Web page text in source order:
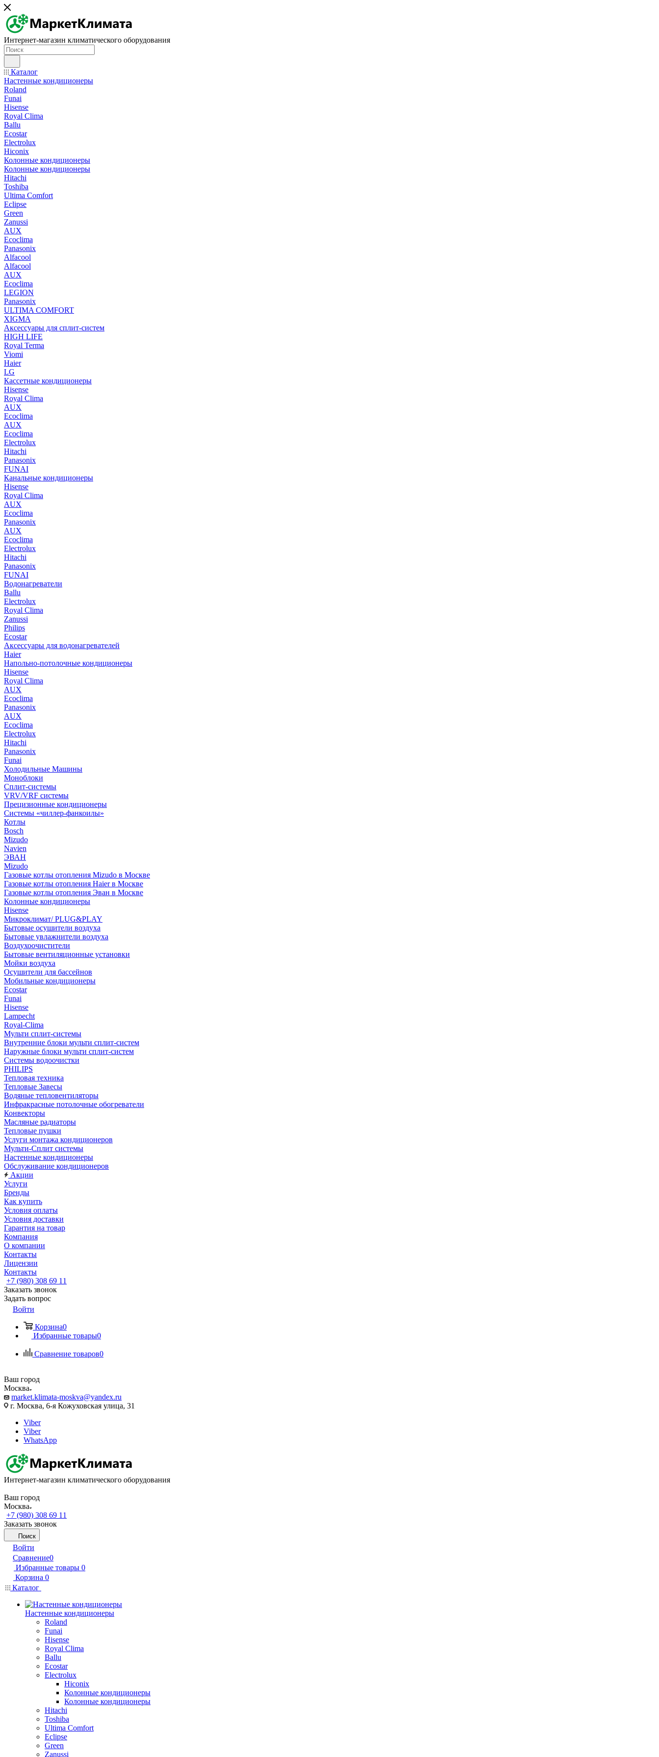
Интернет-магазин климатического оборудования
Каталог
Настенные кондиционеры
Roland
Funai
Hisense
Royal Clima
Ballu
Ecostar
Electrolux
Hiconix
Колонные кондиционеры
Колонные кондиционеры
Hitachi
Toshiba
Ultima Comfort
Eclipse
Green
Zanussi
AUX
Ecoclima
Panasonix
Alfacool
Alfacool
AUX
Ecoclima
LEGION
Panasonix
ULTIMA COMFORT
XIGMA
Аксессуары для сплит-систем
HIGH LIFE
Royal Terma
Viomi
Haier
LG
Кассетные кондиционеры
Hisense
Royal Clima
AUX
Ecoclima
AUX
Ecoclima
Electrolux
Hitachi
Panasonix
FUNAI
Канальные кондиционеры
Hisense
Royal Clima
AUX
Ecoclima
Panasonix
AUX
Ecoclima
Electrolux
Hitachi
Panasonix
FUNAI
Водонагреватели
Ballu
Electrolux
Royal Clima
Zanussi
Philips
Ecostar
Аксессуары для водонагревателей
Haier
Напольно-потолочные кондиционеры
Hisense
Royal Clima
AUX
Ecoclima
Panasonix
AUX
Ecoclima
Electrolux
Hitachi
Panasonix
Funai
Холодильные Машины
Моноблоки
Сплит-системы
VRV/VRF системы
Прецизионные кондиционеры
Системы «чиллер-фанкоилы»
Котлы
Bosch
Mizudo
Navien
ЭВАН
Mizudo
Газовые котлы отопления Mizudo в Москве
Газовые котлы отопления Haier в Москве
Газовые котлы отопления Эван в Москве
Колонные кондиционеры
Hisense
Микроклимат/ PLUG&PLAY
Бытовые осушители воздуха
Бытовые увлажнители воздуха
Воздухоочистители
Бытовые вентиляционные установки
Мойки воздуха
Осушители для бассейнов
Мобильные кондиционеры
Ecostar
Funai
Hisense
Lampecht
Royal-Clima
Мульти сплит-системы
Внутренние блоки мульти сплит-систем
Наружные блоки мульти сплит-систем
Системы водоочистки
PHILIPS
Тепловая техника
Тепловые Завесы
Водяные тепловентиляторы
Инфракрасные потолочные обогреватели
Конвекторы
Масляные радиаторы
Тепловые пушки
Услуги монтажа кондиционеров
Мульти-Сплит системы
Настенные кондиционеры
Обслуживание кондиционеров
Акции
Услуги
Бренды
Как купить
Условия оплаты
Условия доставки
Гарантия на товар
Компания
О компании
Контакты
Лицензии
Контакты
+7 (980) 308 69 11
Заказать звонок
Задать вопрос
Войти
Корзина0
Избранные товары0
Сравнение товаров0
Ваш город
Москва
market.klimata-moskva@yandex.ru
г. Москва, 6-я Кожуховская улица, 31
Viber
Viber
WhatsApp
Интернет-магазин климатического оборудования
Ваш город
Москва
+7 (980) 308 69 11
Заказать звонок
Поиск
Войти
Сравнение0
Избранные товары 0
Корзина 0
Каталог
Настенные кондиционеры
Roland
Funai
Hisense
Royal Clima
Ballu
Ecostar
Electrolux
Hiconix
Колонные кондиционеры
Колонные кондиционеры
Hitachi
Toshiba
Ultima Comfort
Eclipse
Green
Zanussi